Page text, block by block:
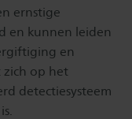
ernstige
en kunnen leiden
en
zich op het
detectiesysteem